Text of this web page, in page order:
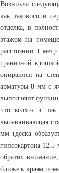
Возникла
как такового и
отделка, в
этажом на
расстоянии 1
гранитной
опираются на
арматуры 8 мм с
выполняют
что колхоз и
выравнивающая
мм (доска
гипсокартона
обратил
ближе к краям